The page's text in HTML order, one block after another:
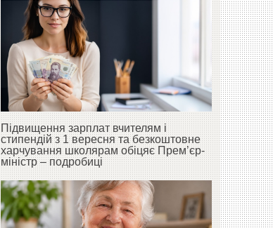
Підвищення зарплат вчителям і
стипендій з 1 вересня та безкоштовне
харчування школярам обіцяє Прем’єр-
міністр – подробиці